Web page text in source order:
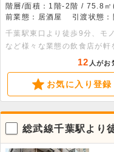
階層/面積：1階-2階 / 75.8
前業態：居酒屋
引渡状態
千葉駅東口より徒歩9分、モ
など様々な業態の飲食店が
ります。元居酒屋の居抜き
す。是非お早めにお問合せく
12 人がお
お気に入り登録
総武線千葉駅より
面飲食店舗です！